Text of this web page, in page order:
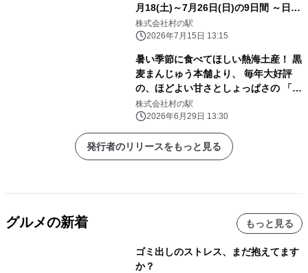
月18(土)～7月26日(日)の9日間 ～日頃
のご愛顧に感謝を込めて～ 昨年大好評
の桃イベントがさらに進化。 新作『も
もももももも桃の城』が初登場
株式会社村の駅
2026年7月15日 13:15
暑い季節に食べてほしい熱海土産！ 黒
麦まんじゅう本舗より、 毎年大好評
の、ほどよい甘さとしょっぱさの 「塩
まんじゅう」を7/3(金)より販売開始！
株式会社村の駅
2026年6月29日 13:30
発行者のリリースをもっと見る
グルメの新着 もっと見る
ゴミ出しのストレス、まだ抱えてます
か？